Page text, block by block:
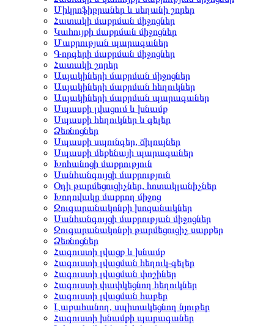
Միկրոֆիբրաներ և սեղանի շորեր
Հատակի մաքրման միջոցներ
Կահույքի մաքրման միջոցներ
Մաքրության պարագաներ
Գորգերի մաքրման միջոցներ
Հատակի շորեր
Ապակիների մաքրման միջոցներ
Ապակիների մաքրման հեղուկներ
Ապակիների մաքրման պարագաներ
Սպասքի լվացում և խնամք
Սպասքի հեղուկներ և գելեր
Ձեռնոցներ
Սպասքի սպունգեր, ճիլոպներ
Սպասքի մեքենայի պարագաներ
Խոհանոցի մաքրություն
Սանհանգույցի մաքրություն
Օդի թարմեցուցիչներ, հոտակլանիչներ
Խողովակը մաքրող միջոց
Զուգարանակոնքի խոզանակներ
Սանհանգույցի մաքրության միջոցներ
Զուգարանակոնքի թարմեցուցիչ սարքեր
Ձեռնոցներ
Հագուստի լվացք և խնամք
Հագուստի լվացման հեղուկ-գելեր
Հագուստի լվացման փոշիներ
Հագուստի փափկեցնող հեղուկներ
Հագուստի լվացման հաբեր
Լաքահանող, սպիտակեցնող նյութեր
Հագուստի խնամքի պարագաներ